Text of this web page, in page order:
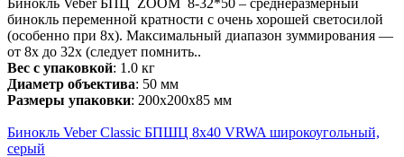
бинокль переменной кратности с очень хорошей светосилой
(особенно при 8x). Максимальный диапазон зуммирования —
от 8х до 32х (следует помнить..
Вес с упаковкой: 1.0 кг
Диаметр объектива: 50 мм
Размеры упаковки: 200х200х85 мм
Бинокль Veber Classic БПШЦ 8x40 VRWA широкоугольный,
серый